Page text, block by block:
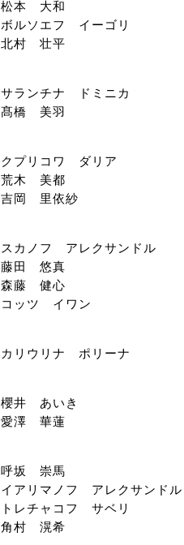
松本 大和
ボルソエフ イーゴリ
北村 壮平
サランチナ ドミニカ
髙橋 美羽
クプリコワ ダリア
荒木 美都
吉岡 里依紗
スカノフ アレクサンドル
藤田 悠真
森藤 健心
コッツ イワン
カリウリナ ポリーナ
櫻井 あいき
愛澤 華蓮
呼坂 崇馬
イアリマノフ アレクサンドル
トレチャコフ サベリ
角村 滉希